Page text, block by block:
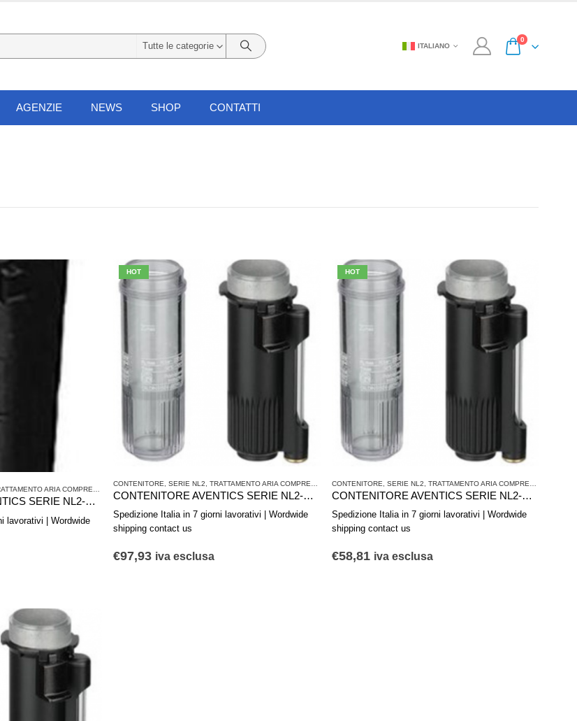
Tutte le categorie ITALIANO
0
AGENZIE NEWS SHOP CONTATTI
ARIA COMPRESSA
CONTENITORE AVENTICS SERIE NL2-CLC 1827009600
lavorativi | Wordwide
HOT
CONTENITORE, SERIE NL2, TRATTAMENTO ARIA COMPRESSA
CONTENITORE AVENTICS SERIE NL2-CLS 1827009341
Spedizione Italia in 7 giorni lavorativi | Wordwide
shipping contact us
€97,93 iva esclusa
HOT
CONTENITORE, SERIE NL2, TRATTAMENTO ARIA COMPRESSA
CONTENITORE AVENTICS SERIE NL2-CLS 1827009340
Spedizione Italia in 7 giorni lavorativi | Wordwide
shipping contact us
€58,81 iva esclusa